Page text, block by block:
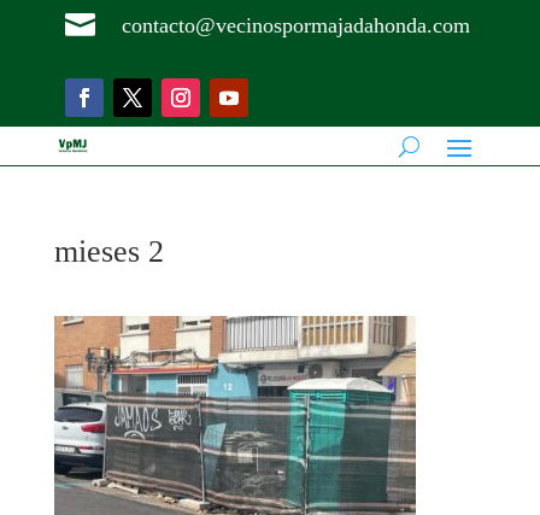
 contacto@vecinospormajadahonda.com
mieses 2